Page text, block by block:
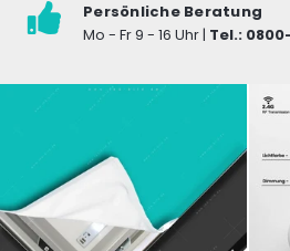
Persönliche Beratung
Mo - Fr 9 - 16 Uhr | Tel.: